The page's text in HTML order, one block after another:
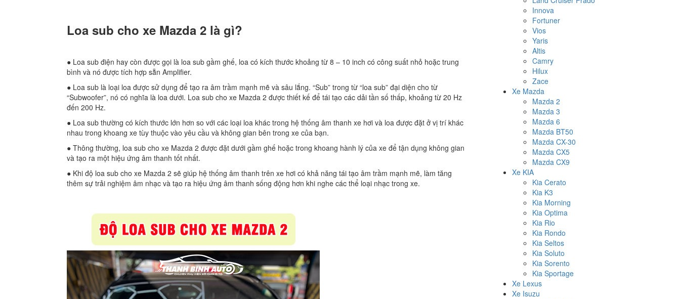
Loa sub cho xe Mazda 2 là gì?
● Loa sub điện hay còn được gọi là loa sub gầm ghế, loa có kích thước khoảng từ 8 – 10 inch có công suất nhỏ hoặc trung
bình và nó được tích hợp sẵn Amplifier.
● Loa sub là loại loa được sử dụng để tạo ra âm trầm mạnh mẽ và sâu lắng. “Sub” trong từ “loa sub” đại diện cho từ
“Subwoofer”, nó có nghĩa là loa dưới. Loa sub cho xe Mazda 2 được thiết kế để tái tạo các dải tần số thấp, khoảng từ 20 Hz
đến 200 Hz.
● Loa sub thường có kích thước lớn hơn so với các loại loa khác trong hệ thống âm thanh xe hơi và loa được đặt ở vị trí khác
nhau trong khoang xe tùy thuộc vào yêu cầu và không gian bên trong xe của bạn.
● Thông thường, loa sub cho xe Mazda 2 được đặt dưới gầm ghế hoặc trong khoang hành lý của xe để tận dụng không gian
và tạo ra một hiệu ứng âm thanh tốt nhất.
● Khi độ loa sub cho xe Mazda 2 sẽ giúp hệ thống âm thanh trên xe hơi có khả năng tái tạo âm trầm mạnh mẽ, làm tăng
thêm sự trải nghiệm âm nhạc và tạo ra hiệu ứng âm thanh sống động hơn khi nghe các thể loại nhạc trong xe.
Innova
Fortuner
Vios
Yaris
Altis
Camry
Hilux
Zace
Xe Mazda
Mazda 2
Mazda 3
Mazda 6
Mazda BT50
Mazda CX-30
Mazda CX5
Mazda CX9
Xe KIA
Kia Cerato
Kia K3
Kia Morning
Kia Optima
Kia Rio
Kia Rondo
Kia Seltos
Kia Soluto
Kia Sorento
Kia Sportage
Xe Lexus
Xe Isuzu